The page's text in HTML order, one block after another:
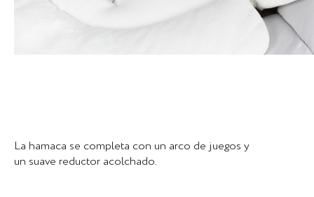
La hamaca se completa con un arco de juegos y
un suave reductor acolchado.